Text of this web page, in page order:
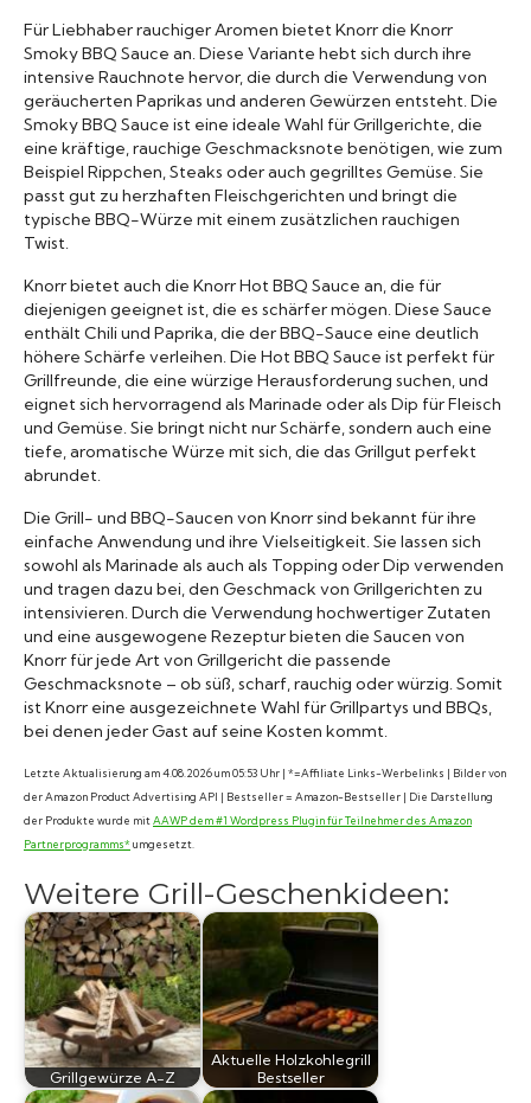
Für Liebhaber rauchiger Aromen bietet Knorr die Knorr
Smoky BBQ Sauce an. Diese Variante hebt sich durch ihre
intensive Rauchnote hervor, die durch die Verwendung von
geräucherten Paprikas und anderen Gewürzen entsteht. Die
Smoky BBQ Sauce ist eine ideale Wahl für Grillgerichte, die
eine kräftige, rauchige Geschmacksnote benötigen, wie zum
Beispiel Rippchen, Steaks oder auch gegrilltes Gemüse. Sie
passt gut zu herzhaften Fleischgerichten und bringt die
typische BBQ-Würze mit einem zusätzlichen rauchigen
Twist.
Knorr bietet auch die Knorr Hot BBQ Sauce an, die für
diejenigen geeignet ist, die es schärfer mögen. Diese Sauce
enthält Chili und Paprika, die der BBQ-Sauce eine deutlich
höhere Schärfe verleihen. Die Hot BBQ Sauce ist perfekt für
Grillfreunde, die eine würzige Herausforderung suchen, und
eignet sich hervorragend als Marinade oder als Dip für Fleisch
und Gemüse. Sie bringt nicht nur Schärfe, sondern auch eine
tiefe, aromatische Würze mit sich, die das Grillgut perfekt
abrundet.
Die Grill- und BBQ-Saucen von Knorr sind bekannt für ihre
einfache Anwendung und ihre Vielseitigkeit. Sie lassen sich
sowohl als Marinade als auch als Topping oder Dip verwenden
und tragen dazu bei, den Geschmack von Grillgerichten zu
intensivieren. Durch die Verwendung hochwertiger Zutaten
und eine ausgewogene Rezeptur bieten die Saucen von
Knorr für jede Art von Grillgericht die passende
Geschmacksnote – ob süß, scharf, rauchig oder würzig. Somit
ist Knorr eine ausgezeichnete Wahl für Grillpartys und BBQs,
bei denen jeder Gast auf seine Kosten kommt.
Letzte Aktualisierung am 4.08.2026 um 05:53 Uhr | *=Affiliate Links-Werbelinks | Bilder von
der Amazon Product Advertising API | Bestseller = Amazon-Bestseller | Die Darstellung
der Produkte wurde mitAAWP dem #1 Wordpress Plugin für Teilnehmer des Amazon
Partnerprogramms*umgesetzt.
Weitere Grill-Geschenkideen:
Grillgewürze A-Z
Aktuelle Holzkohlegrill
Bestseller